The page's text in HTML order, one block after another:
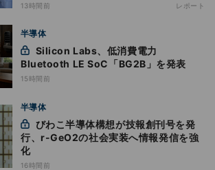
13時間前 レポート
半導体
Bluetooth LE SoC「BG2B」を発表
15時間前
半導体
行、r-GeO2の社会実装へ情報発信を強
化
16時間前